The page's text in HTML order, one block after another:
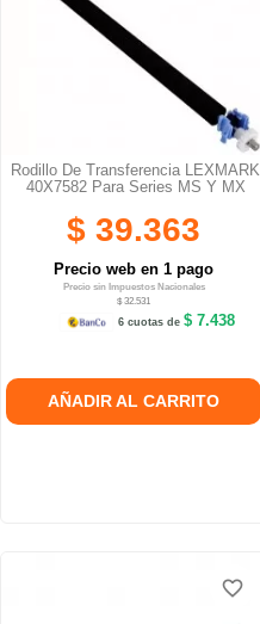
Rodillo De Transferencia LEXMARK
40X7582 Para Series MS Y MX
$ 39.363
Precio web en 1 pago
Precio sin Impuestos Nacionales
$ 32.531
6 cuotas de $ 7.438
AÑADIR AL CARRITO
favorite_border
favorite_border
favorite_border